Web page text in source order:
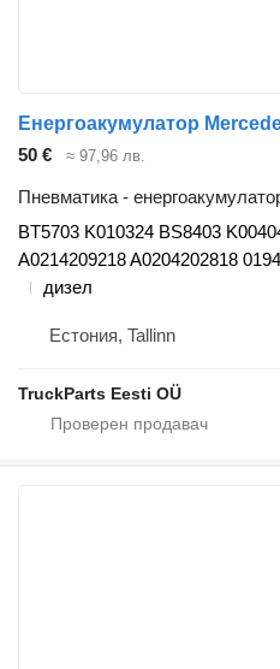
50 € ≈ 97,96 лв.
Пневматика -
BT5703 K010324 BS8403
A0214209218 A0204202818
дизел
Естония, Tallinn
TruckParts Eesti OÜ